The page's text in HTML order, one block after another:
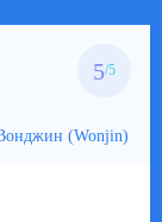
5/5
Вонджин (Wonjin)